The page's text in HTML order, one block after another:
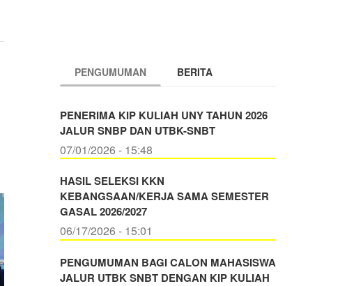
PENGUMUMAN BERITA
PENERIMA KIP KULIAH UNY TAHUN 2026
JALUR SNBP DAN UTBK-SNBT
07/01/2026 - 15:48
HASIL SELEKSI KKN
KEBANGSAAN/KERJA SAMA SEMESTER
GASAL 2026/2027
06/17/2026 - 15:01
PENGUMUMAN BAGI CALON MAHASISWA
JALUR UTBK SNBT DENGAN KIP KULIAH